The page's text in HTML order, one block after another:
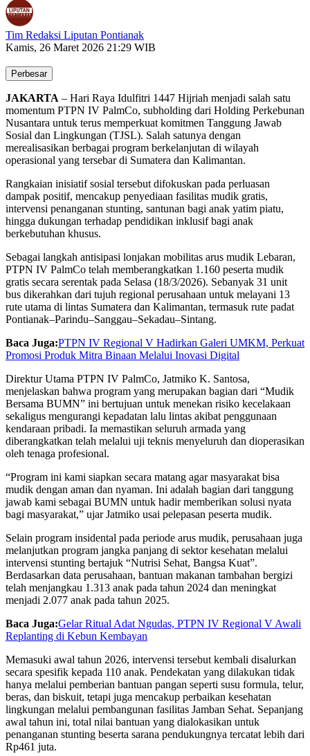
Tim Redaksi Liputan Pontianak
Kamis, 26 Maret 2026 21:29 WIB
Perbesar
JAKARTA – Hari Raya Idulfitri 1447 Hijriah menjadi salah satu
momentum PTPN IV PalmCo, subholding dari Holding Perkebunan
Nusantara untuk terus memperkuat komitmen Tanggung Jawab
Sosial dan Lingkungan (TJSL). Salah satunya dengan
merealisasikan berbagai program berkelanjutan di wilayah
operasional yang tersebar di Sumatera dan Kalimantan.
Rangkaian inisiatif sosial tersebut difokuskan pada perluasan
dampak positif, mencakup penyediaan fasilitas mudik gratis,
intervensi penanganan stunting, santunan bagi anak yatim piatu,
hingga dukungan terhadap pendidikan inklusif bagi anak
berkebutuhan khusus.
Sebagai langkah antisipasi lonjakan mobilitas arus mudik Lebaran,
PTPN IV PalmCo telah memberangkatkan 1.160 peserta mudik
gratis secara serentak pada Selasa (18/3/2026). Sebanyak 31 unit
bus dikerahkan dari tujuh regional perusahaan untuk melayani 13
rute utama di lintas Sumatera dan Kalimantan, termasuk rute padat
Pontianak–Parindu–Sanggau–Sekadau–Sintang.
Baca Juga:PTPN IV Regional V Hadirkan Galeri UMKM, Perkuat
Promosi Produk Mitra Binaan Melalui Inovasi Digital
Direktur Utama PTPN IV PalmCo, Jatmiko K. Santosa,
menjelaskan bahwa program yang merupakan bagian dari “Mudik
Bersama BUMN” ini bertujuan untuk menekan risiko kecelakaan
sekaligus mengurangi kepadatan lalu lintas akibat penggunaan
kendaraan pribadi. Ia memastikan seluruh armada yang
diberangkatkan telah melalui uji teknis menyeluruh dan dioperasikan
oleh tenaga profesional.
“Program ini kami siapkan secara matang agar masyarakat bisa
mudik dengan aman dan nyaman. Ini adalah bagian dari tanggung
jawab kami sebagai BUMN untuk hadir memberikan solusi nyata
bagi masyarakat,” ujar Jatmiko usai pelepasan peserta mudik.
Selain program insidental pada periode arus mudik, perusahaan juga
melanjutkan program jangka panjang di sektor kesehatan melalui
intervensi stunting bertajuk “Nutrisi Sehat, Bangsa Kuat”.
Berdasarkan data perusahaan, bantuan makanan tambahan bergizi
telah menjangkau 1.313 anak pada tahun 2024 dan meningkat
menjadi 2.077 anak pada tahun 2025.
Baca Juga:Gelar Ritual Adat Ngudas, PTPN IV Regional V Awali
Replanting di Kebun Kembayan
Memasuki awal tahun 2026, intervensi tersebut kembali disalurkan
secara spesifik kepada 110 anak. Pendekatan yang dilakukan tidak
hanya melalui pemberian bantuan pangan seperti susu formula, telur,
beras, dan biskuit, tetapi juga mencakup perbaikan kesehatan
lingkungan melalui pembangunan fasilitas Jamban Sehat. Sepanjang
awal tahun ini, total nilai bantuan yang dialokasikan untuk
penanganan stunting beserta sarana pendukungnya tercatat lebih dari
Rp461 juta.